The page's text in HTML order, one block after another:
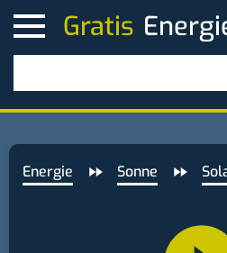
Gratis
Energie Sonne